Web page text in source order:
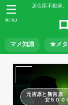
居住用不動産
マメ知識 ★メタ
MENU
元吉原と新吉原
女５００